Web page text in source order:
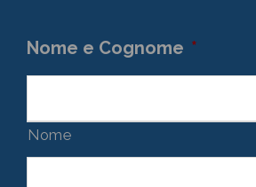
Nome e Cognome *
Nome